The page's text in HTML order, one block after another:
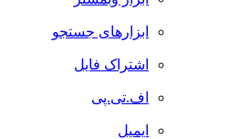
ابزارهای جستجو
اشتراک فایل
اف.تی.پی
ایمیل